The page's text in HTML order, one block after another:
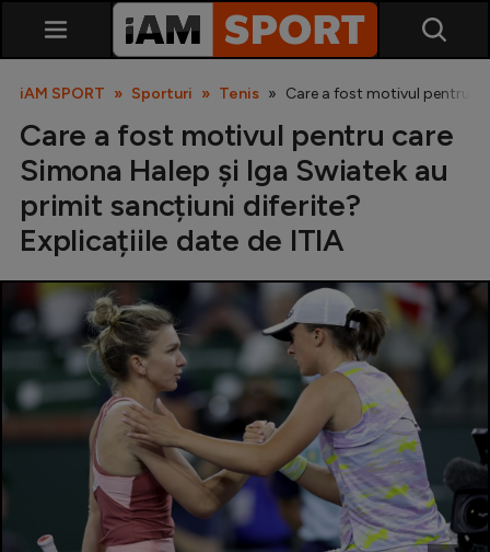
SuperLiga
Liga 2
Cupa României
Echipa Națională
U21
Fotbal feminin
Special
iAM SPORT Sporturi Tenis Care a fost motivul pentru
Care a fost motivul pentru care
Simona Halep și Iga Swiatek au
primit sancțiuni diferite?
Explicațiile date de ITIA